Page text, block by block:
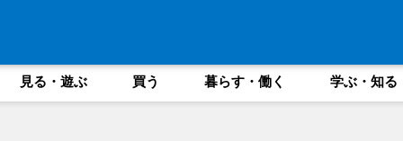
見る・遊ぶ 買う 暮らす・働く 学ぶ・知る